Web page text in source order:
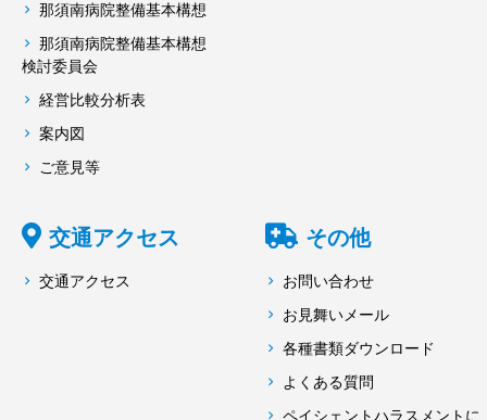
那須南病院整備基本構想
那須南病院整備基本構想
検討委員会
経営比較分析表
案内図
ご意見等
交通アクセス
交通アクセス
その他
お問い合わせ
お見舞いメール
各種書類ダウンロード
よくある質問
ペイシェントハラスメントに